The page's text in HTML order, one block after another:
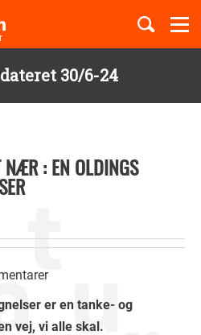
30/6-24
Børnebøger
NÆR : EN OLDINGS
er en tanke- og
vej, vi alle skal.